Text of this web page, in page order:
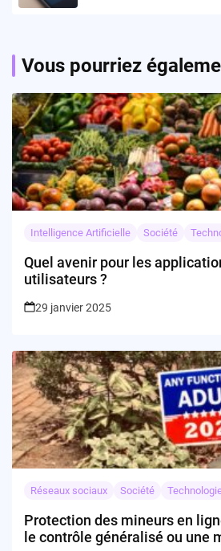
Vous pourriez
Intelligence Artificielle Société
Quel avenir pour les
utilisateurs ?
29 janvier 2025
Réseaux sociaux Société
Protection des mineurs en
le contrôle généralisé ou une